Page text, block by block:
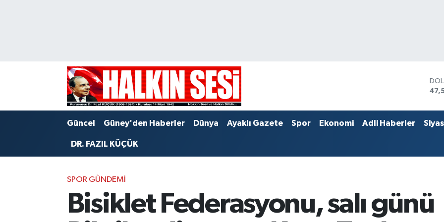
Güncel Güney'den Haberler Dünya Ayaklı Gazete Spor Ekonomi Adli Haberler
DR. FAZIL KÜÇÜK
SPOR GÜNDEMI
Bisiklet Federasyonu, salı günü
Trafik Durumu
Puan Durumu ve Fikstür